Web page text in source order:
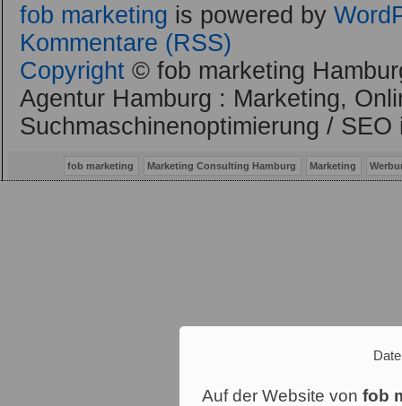
fob marketing is powered by
Kommentare (RSS)
Copyright © fob marketing
Agentur Hamburg : Marketing,
Suchmaschinenoptimierung / SEO
fob marketing Marketing Consulting Hamburg Marketing
Auf der Website von fob